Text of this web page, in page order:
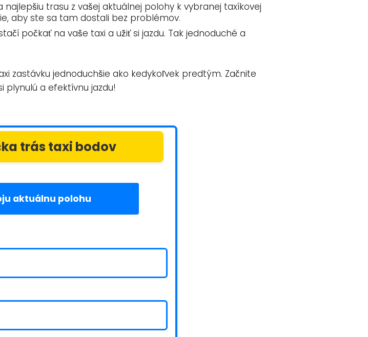
najlepšiu trasu z vašej aktuálnej polohy k vybranej taxíkovej
aby ste sa tam dostali bez problémov.
počkať na vaše taxi a užiť si jazdu. Tak jednoduché a
zastávku jednoduchšie ako kedykoľvek predtým. Začnite
plynulú a efektívnu jazdu!
trás taxi bodov
aktuálnu polohu